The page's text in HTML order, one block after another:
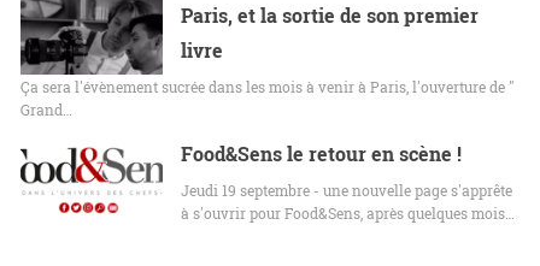
Paris, et la sortie de son premier
livre
Ça sera l'évènement sucrée dans les mois à venir à Paris, l'ouverture de "
Grand…
Food&Sens le retour en scène !
Jeudi 19 septembre - une nouvelle page s'apprête
à s'ouvrir pour Food&Sens, après quelques mois…